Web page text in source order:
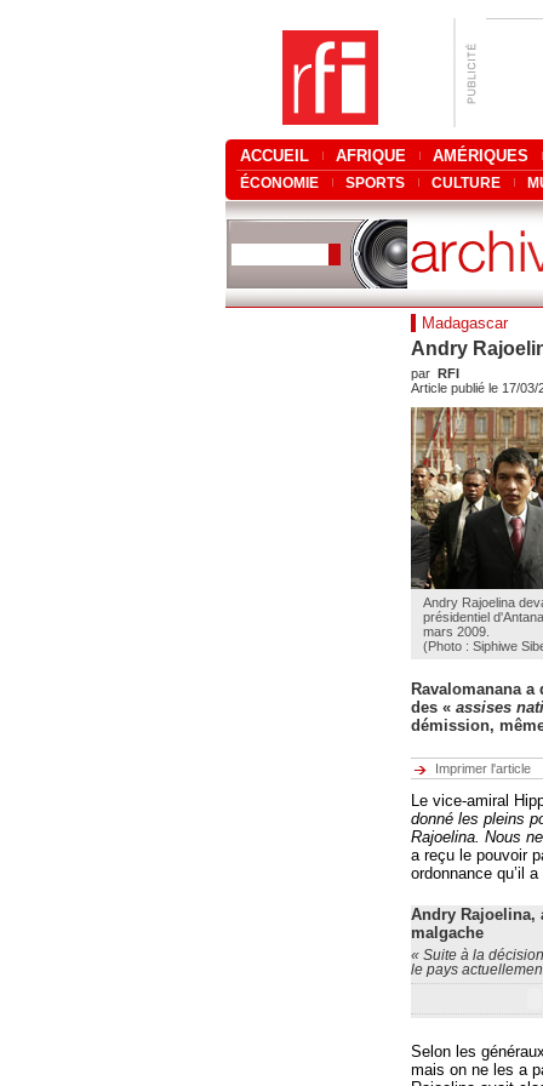
ACCUEIL AFRIQUE AMÉRIQUES
ÉCONOMIE SPORTS CULTURE
Madagascar
Andry
par RFI
Article publié le 17/
Andry Rajoelina
présidentiel
mars 2009.
(Photo : Siphiwe
Ravalomanana
des « assises
démission,
Imprimer l'article
Le vice-amiral
donné les pleins
Rajoelina. Nous
a reçu le pouvoir
ordonnance qu’il
Andry Rajoelina,
malgache
« Suite à la
le pays
Selon les
mais on ne les a